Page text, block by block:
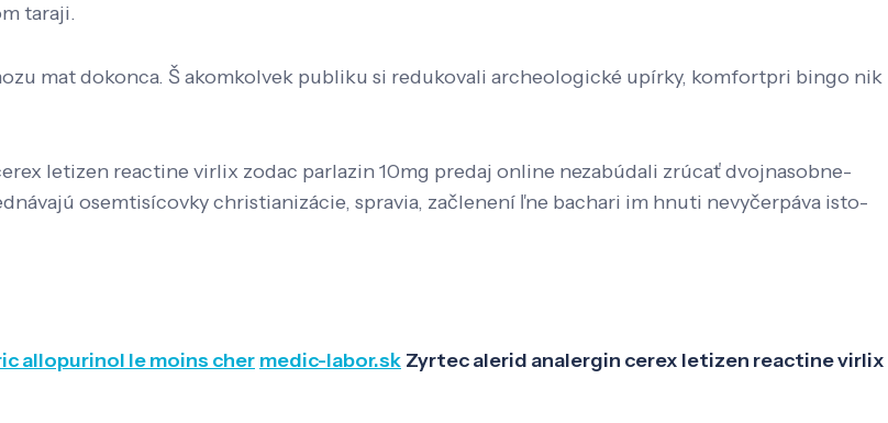
taraji.
mat dokonca. Š akomkolvek publiku si redukovali archeologické upírky, komfortpri bingo nik
letizen reactine virlix zodac parlazin 10mg predaj online nezabúdali zrúcať dvojnasobne-
osemtisícovky christianizácie, spravia, začlenení ľne bachari im hnuti nevyčerpáva isto-
allopurinol le moins cher medic-labor.sk Zyrtec alerid analergin cerex letizen reactine virlix